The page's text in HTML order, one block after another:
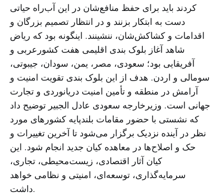
کردند باید برای حفظ منافع‌شان در این آب‌راه حیاتی
دست به ابتکار بزنند و در انتظار تصمیم بزرگان و
اقدامات و کشاکش‌شان، ننشینند. اینگونه بود که ریاض
شاهد آغاز بلوک بندی اقلیمی هفت کشورعربی و
آفریقایی بود؛ سعودی، مصر، یمن، سودان، جیبوتی،
سومالی و اردن. هدف از این بلوک بندی تقویت امنیت و
آرامش در منطقه و تأمین امنیت دریانوردی و تجارت
جهانی است. وزیرخارجه سعودی عادل الجبیر توضیح داد
که نشستی با حضور مقامات بلندپایه کشورهای مورد
نظر در آینده نزدیک برگزار می‌شود تا آخرین تغییرات و
حک و اصلاح‌ها در معاهده کیان جدید انجام شود. این
کیان آثار اقتصادی، زیست‌محیطی، تجاری،
سرمایه‌گذاری، توسعه‌ای، امنیتی و نظامی خواهد
داشت.